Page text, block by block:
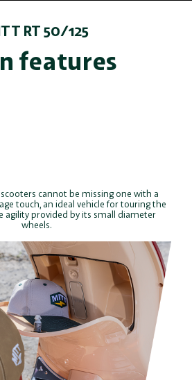
RT 50/125
features
cannot be missing one with a
touch, an ideal vehicle for touring the
agility provided by its small diameter
wheels.